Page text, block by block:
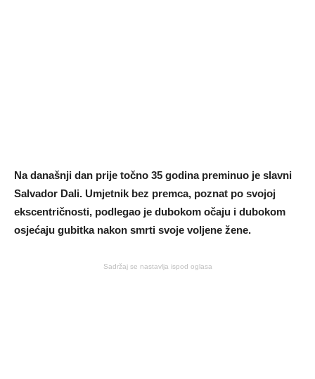
Na današnji dan prije točno 35 godina preminuo je slavni
Salvador Dali. Umjetnik bez premca, poznat po svojoj
ekscentričnosti, podlegao je dubokom očaju i dubokom
osjećaju gubitka nakon smrti svoje voljene žene.
Sadržaj se nastavlja ispod oglasa